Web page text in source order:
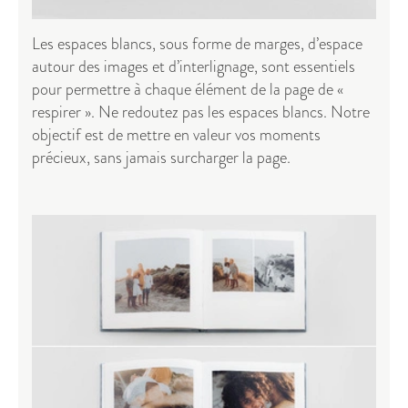
Les espaces blancs, sous forme de marges, d’espace
autour des images et d’interlignage, sont essentiels
pour permettre à chaque élément de la page de «
respirer ». Ne redoutez pas les espaces blancs. Notre
objectif est de mettre en valeur vos moments
précieux, sans jamais surcharger la page.